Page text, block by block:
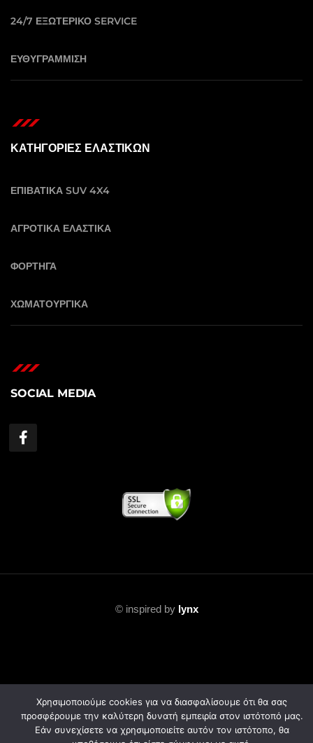
24/7 ΕΞΩΤΕΡΙΚΟ SERVICE
ΕΥΘΥΓΡΑΜΜΙΣΗ
ΚΑΤΗΓΟΡΙΕΣ ΕΛΑΣΤΙΚΩΝ
ΕΠΙΒΑΤΙΚΑ SUV 4X4
ΑΓΡΟΤΙΚΑ ΕΛΑΣΤΙΚΑ
ΦΟΡΤΗΓΑ
ΧΩΜΑΤΟΥΡΓΙΚΑ
SOCIAL MEDIA
© inspired by lynx
Χρησιμοποιούμε cookies για να διασφαλίσουμε ότι θα σας
προσφέρουμε την καλύτερη δυνατή εμπειρία στον ιστότοπό μας.
Εάν συνεχίσετε να χρησιμοποιείτε αυτόν τον ιστότοπο, θα